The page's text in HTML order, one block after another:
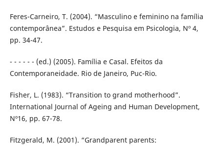
Feres-Carneiro, T. (2004). “Masculino e feminino na família
contemporânea”. Estudos e Pesquisa em Psicologia, Nº 4,
pp. 34-47.
- - - - - - (ed.) (2005). Família e Casal. Efeitos da
Contemporaneidade. Rio de Janeiro, Puc-Rio.
Fisher, L. (1983). “Transition to grand motherhood”.
International Journal of Ageing and Human Development,
Nº16, pp. 67-78.
Fitzgerald, M. (2001). “Grandparent parents: